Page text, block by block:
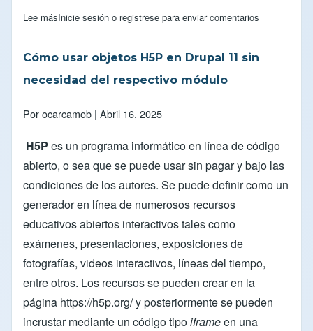
Lee mássobre Proyecto de Aprendizaje Transdisciplinario (PAT)
Inicie sesión o registrese para enviar comentarios
Cómo usar objetos H5P en Drupal 11 sin
necesidad del respectivo módulo
Porocarcamob | Abril 16, 2025
H5P es un programa informático en línea de código
abierto, o sea que se puede usar sin pagar y bajo las
condiciones de los autores. Se puede definir como un
generador en línea de numerosos recursos
educativos abiertos interactivos tales como
exámenes, presentaciones, exposiciones de
fotografías, videos interactivos, líneas del tiempo,
entre otros. Los recursos se pueden crear en la
página https://h5p.org/y posteriormente se pueden
incrustar mediante un código tipoiframeen una